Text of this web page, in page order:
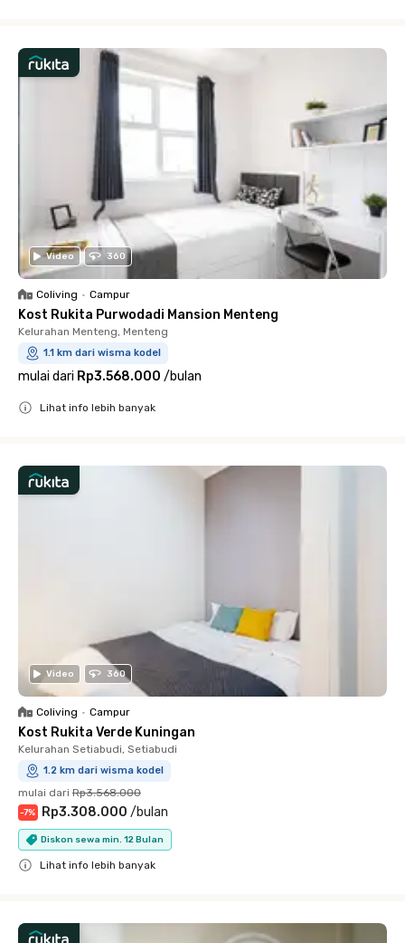
Video 360
Coliving • Campur
Kost Rukita Purwodadi Mansion Menteng
Kelurahan Menteng, Menteng
1.1 km dari wisma kodel
mulai dari Rp3.568.000 /bulan
Lihat info lebih banyak
Video 360
Coliving • Campur
Kost Rukita Verde Kuningan
Kelurahan Setiabudi, Setiabudi
1.2 km dari wisma kodel
mulai dari Rp3.568.000
-7% Rp3.308.000 /bulan
Diskon sewa min. 12 Bulan
Lihat info lebih banyak